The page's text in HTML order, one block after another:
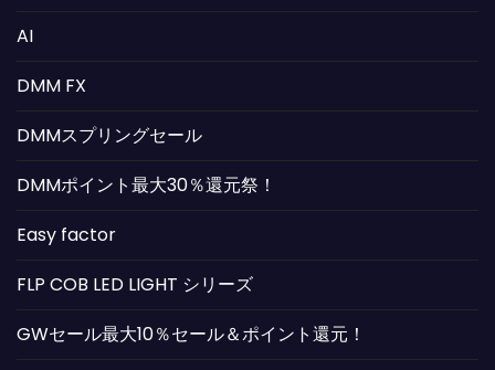
AI
DMM FX
DMMスプリングセール
DMMポイント最大30％還元祭！
Easy factor
FLP COB LED LIGHT シリーズ
GWセール最大10％セール＆ポイント還元！